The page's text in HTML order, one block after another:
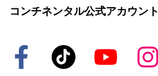
コンチネンタル公式アカウント